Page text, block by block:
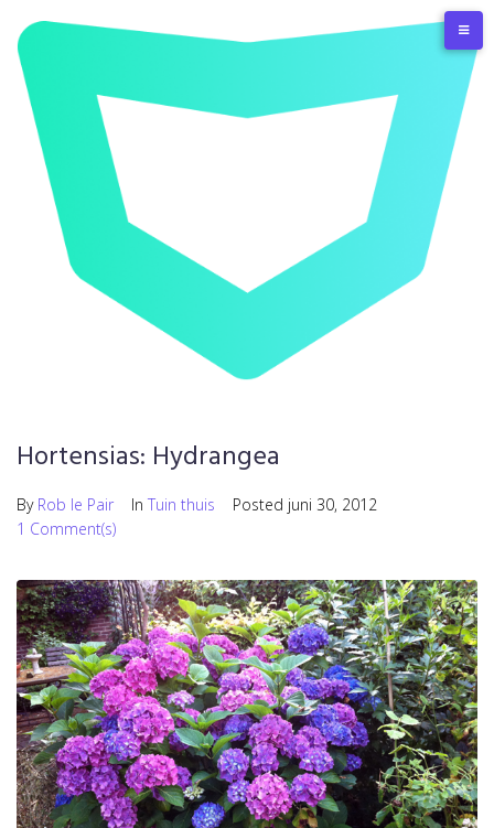
content
Hortensias: Hydrangea
By Rob le Pair In Tuin thuis Posted juni 30, 2012
1 Comment(s)